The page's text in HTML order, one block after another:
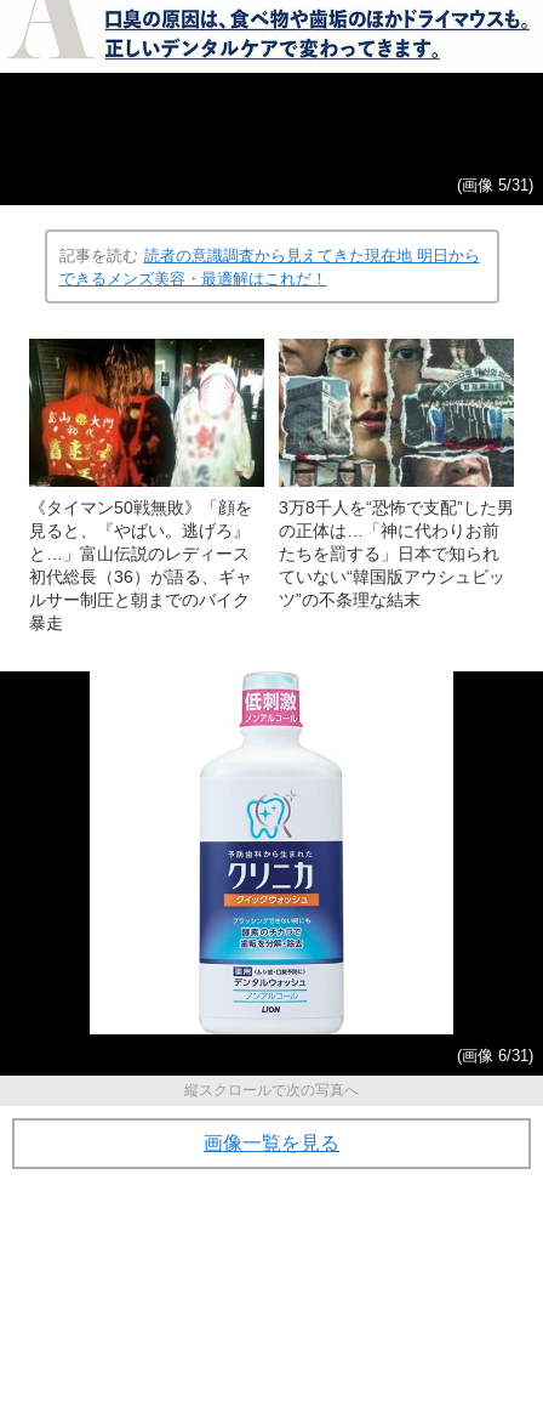
(画像 5/31)
記事を読む 読者の意識調査から見えてきた現在地 明日から
できるメンズ美容・最適解はこれだ！
《タイマン50戦無敗》「顔を
見ると、『やばい。逃げろ』
と…」富山伝説のレディース
初代総長（36）が語る、ギャ
ルサー制圧と朝までのバイク
暴走
3万8千人を“恐怖で支配”した男
の正体は…「神に代わりお前
たちを罰する」日本で知られ
ていない“韓国版アウシュビッ
ツ”の不条理な結末
(画像 6/31)
縦スクロールで次の写真へ
画像一覧を見る